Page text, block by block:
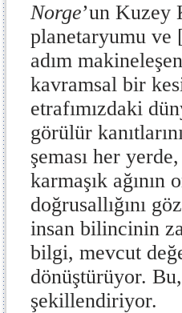
Norge’un Kuzey
planetaryumu ve
adım
kavramsal bir
etrafımızdaki
görülür
şeması her
karmaşık
doğrusallığını
insan bilincinin
bilgi, mevcut
dönüştürüyor.
şekillendiriyor.